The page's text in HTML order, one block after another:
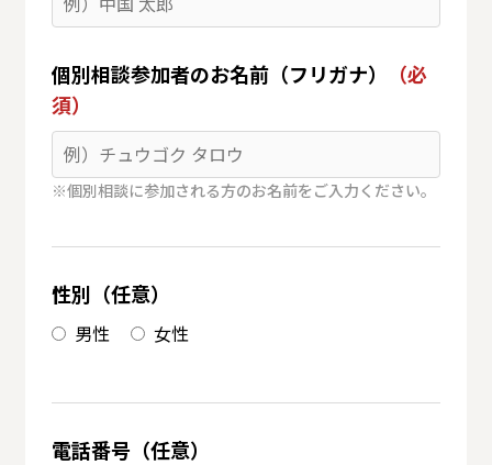
個別相談参加者のお名前（フリガナ）
（必
須）
※個別相談に参加される方のお名前をご入力ください。
性別（任意）
男性 女性
電話番号（任意）